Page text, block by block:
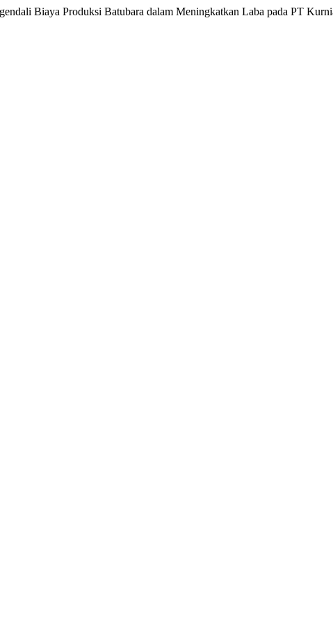
Biaya Produksi Batubara dalam Meningkatkan Laba pada PT